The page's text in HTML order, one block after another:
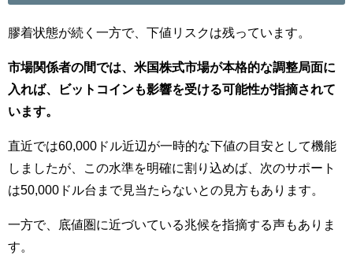
膠着状態が続く一方で、下値リスクは残っています。
市場関係者の間では、米国株式市場が本格的な調整局面に
入れば、ビットコインも影響を受ける可能性が指摘されて
います。
直近では60,000ドル近辺が一時的な下値の目安として機能
しましたが、この水準を明確に割り込めば、次のサポート
は50,000ドル台まで見当たらないとの見方もあります。
一方で、底値圏に近づいている兆候を指摘する声もありま
す。